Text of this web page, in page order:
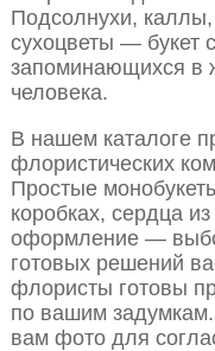
Подсолнухи,
сухоцветы — букет
запоминающихся в
человека.
В нашем каталоге
флористических
Простые
коробках, сердца
оформление —
готовых решений
флористы готовы
по вашим
вам фото для